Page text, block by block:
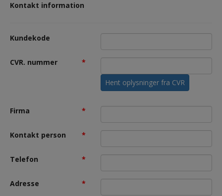
Kontakt information
Kundekode
CVR. nummer *
Hent oplysninger fra CVR
Firma *
Kontakt person *
Telefon *
Adresse *